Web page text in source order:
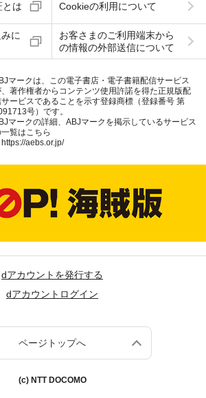
とは Cookieの利用について
に
お客さまのご利用端末から
の情報の外部送信について
マークは、この電子書店・電子書籍配信サービス
、著作権者からコンテンツ使用許諾を得た正規版配
サービスであることを示す登録商標（登録番号 第
号）です。
マークの詳細、ABJマークを掲示しているサービス
覧はこちら
https://aebs.or.jp/
dアカウントを発行する
dアカウントログイン
ページトップへ
(c) NTT DOCOMO